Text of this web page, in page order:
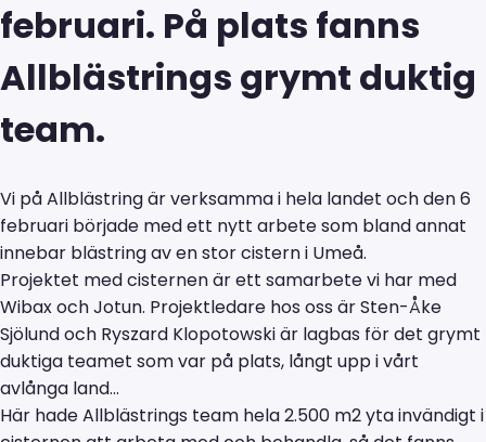
februari. På plats fanns
Allblästrings grymt duktig
team.
Vi på Allblästring är verksamma i hela landet och den 6
februari började med ett nytt arbete som bland annat
innebar blästring av en stor cistern i Umeå.
Projektet med cisternen är ett samarbete vi har med
Wibax och Jotun. Projektledare hos oss är Sten-Åke
Sjölund och Ryszard Klopotowski är lagbas för det grymt
duktiga teamet som var på plats, långt upp i vårt
avlånga land…
Här hade Allblästrings team hela 2.500 m2 yta invändigt i